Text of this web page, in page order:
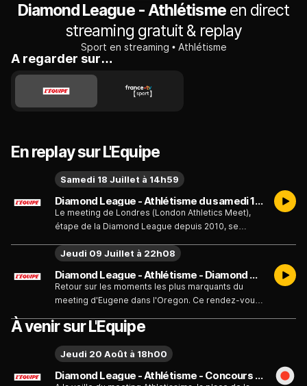
Diamond League - Athlétismeen direct
streaming gratuit & replay
Sport en streaming Athlétisme
A regarder sur…
En replay sur L'Equipe
Diamond League - Athlétisme du samedi 18 juillet
Le meeting de Londres (London Athletics Meet),
étape de la Diamond League depuis 2010, se
club de foot de West Ham United.
Samedi 18 Juillet à 14h59
Diamond League - Athlétisme - Diamond League - 9e étape à Eugene - Émission du jeudi 9 juillet
Retour sur les moments les plus marquants du
meeting d'Eugene dans l'Oregon. Ce rendez-vous
Hayward Field. Dans cette édition, les épreuves du
attendues, avec la présence de certains des
meilleurs athlètes mondiaux de la discipline. Les
amateurs attendaient notamment éventuellement
Jeudi 09 Juillet à 22h08
À venir sur L'Equipe
Diamond League - Athlétisme - Concours de saut à la perche messieurs - Émission du jeudi 20 août
Jeudi 20 Août à 18h00